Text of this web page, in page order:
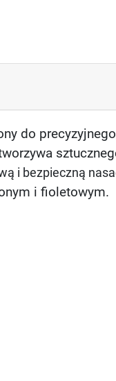
do
i bezpieczną
i fioletowym.